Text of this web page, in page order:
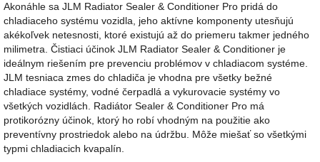
Akonáhle sa JLM Radiator Sealer & Conditioner Pro pridá do
chladiaceho systému vozidla, jeho aktívne komponenty utesňujú
akékoľvek netesnosti, ktoré existujú až do priemeru takmer jedného
milimetra. Čistiaci účinok JLM Radiator Sealer & Conditioner je
ideálnym riešením pre prevenciu problémov v chladiacom systéme.
JLM tesniaca zmes do chladiča je vhodna pre všetky bežné
chladiace systémy, vodné čerpadlá a vykurovacie systémy vo
všetkých vozidlách. Radiátor Sealer & Conditioner Pro má
protikorózny účinok, ktorý ho robí vhodným na použitie ako
preventívny prostriedok alebo na údržbu. Môže miešať so všetkými
typmi chladiacich kvapalín.